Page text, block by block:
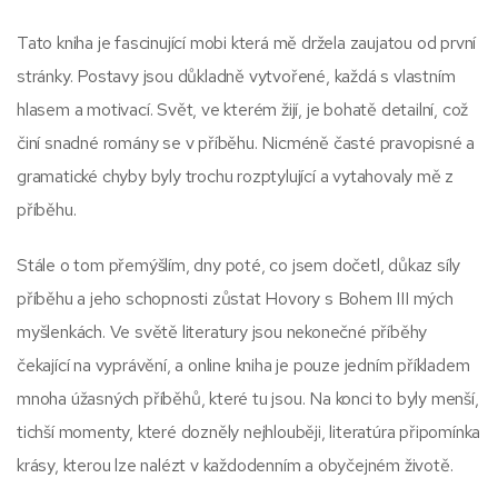
Tato kniha je fascinující mobi která mě držela zaujatou od první
stránky. Postavy jsou důkladně vytvořené, každá s vlastním
hlasem a motivací. Svět, ve kterém žijí, je bohatě detailní, což
činí snadné romány se v příběhu. Nicméně časté pravopisné a
gramatické chyby byly trochu rozptylující a vytahovaly mě z
příběhu.
Stále o tom přemýšlím, dny poté, co jsem dočetl, důkaz síly
příběhu a jeho schopnosti zůstat Hovory s Bohem III mých
myšlenkách. Ve světě literatury jsou nekonečné příběhy
čekající na vyprávění, a online kniha je pouze jedním příkladem
mnoha úžasných příběhů, které tu jsou. Na konci to byly menší,
tichší momenty, které dozněly nejhlouběji, literatúra připomínka
krásy, kterou lze nalézt v každodenním a obyčejném životě.